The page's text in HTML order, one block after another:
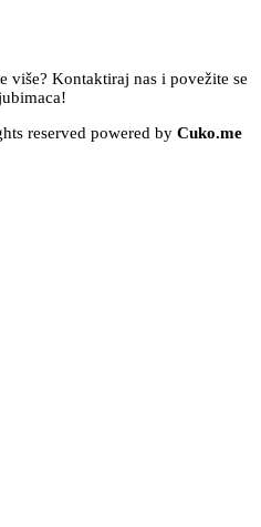
više? Kontaktiraj nas i povežite se
reserved powered by Cuko.me